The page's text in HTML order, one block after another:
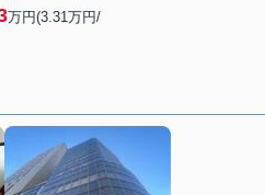
万円(3.31万円/